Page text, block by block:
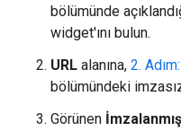
bölümünde
widget'ını bulun.
URL alanına, 2.
bölümündeki
Görünen